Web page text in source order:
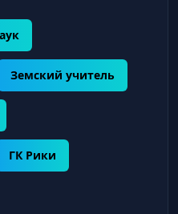
Земский учитель
ГК Рики